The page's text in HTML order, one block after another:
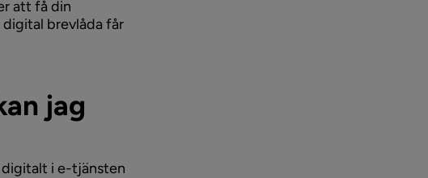
att få din
brevlåda får
jag
digitalt i e-tjänsten